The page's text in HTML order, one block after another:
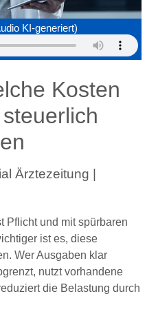
KI-generiert)
Kosten
Ärztezeitung |
Pflicht und mit spürbaren
ist es, diese
Wer Ausgaben klar
nutzt vorhandene
die Belastung durch